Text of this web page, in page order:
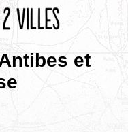
et